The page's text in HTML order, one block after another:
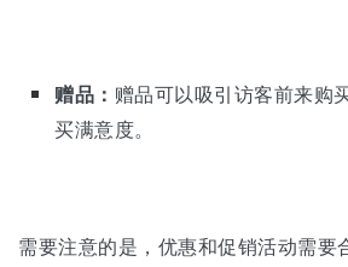
赠品： 赠品可以吸引访客前来购
买满意度。
需要注意的是，优惠和促销活动需要